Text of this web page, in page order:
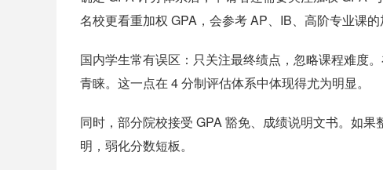
名校更看重加权 GPA，会参考 AP、IB、高阶专业课的
国内学生常有误区：只关注最终绩点，忽略课程难度
青睐。这一点在 4 分制评估体系中体现得尤为明显。
同时，部分院校接受 GPA 豁免、成绩说明文书。如
明，弱化分数短板。